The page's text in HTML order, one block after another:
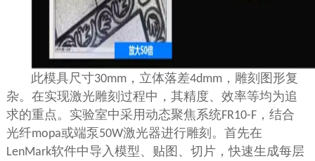
此模具尺寸30mm，立体落差4dmm，雕刻图形复
杂。在实现激光雕刻过程中，其精度、效率等均为追
求的重点。实验室中采用动态聚焦系统FR10-F，结合
光纤mopa或端泵50W激光器进行雕刻。首先在
LenMark软件中导入模型、贴图、切片，快速生成每层